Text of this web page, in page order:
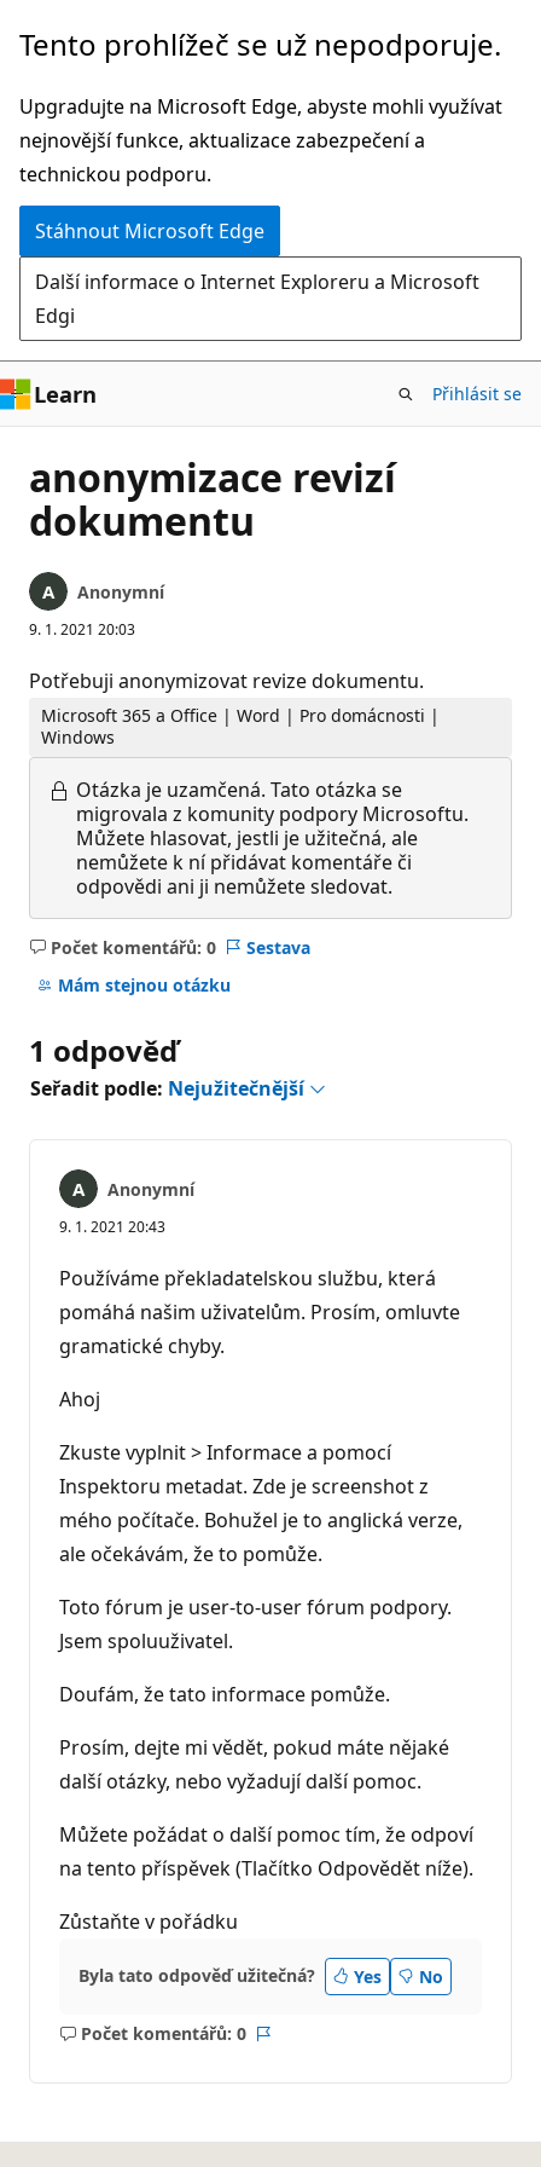
Přeskočit
hlavní
obsah
Tento prohlížeč se už nepodporuje.
Upgradujte na Microsoft Edge, abyste mohli využívat
nejnovější funkce, aktualizace zabezpečení a
technickou podporu.
Stáhnout Microsoft Edge
Další informace o Internet Exploreru a Microsoft
Edgi
Learn Přihlásit se
anonymizace revizí
dokumentu
Anonymní
9. 1. 2021 20:03
Potřebuji anonymizovat revize dokumentu.
Microsoft 365 a Office | Word | Pro domácnosti |
Windows
Otázka je uzamčená. Tato otázka se
migrovala z komunity podpory Microsoftu.
Můžete hlasovat, jestli je užitečná, ale
nemůžete k ní přidávat komentáře či
odpovědi ani ji nemůžete sledovat.
Počet komentářů: 0
Žádné
komentáře
Sestava
Mám stejnou otázku
1 odpověď
Seřadit podle: Nejužitečnější
Anonymní
9. 1. 2021 20:43
Používáme překladatelskou službu, která
pomáhá našim uživatelům. Prosím, omluvte
gramatické chyby.
Ahoj
Zkuste vyplnit > Informace a pomocí
Inspektoru metadat. Zde je screenshot z
mého počítače. Bohužel je to anglická verze,
ale očekávám, že to pomůže.
Toto fórum je user-to-user fórum podpory.
Jsem spoluuživatel.
Doufám, že tato informace pomůže.
Prosím, dejte mi vědět, pokud máte nějaké
další otázky, nebo vyžadují další pomoc.
Můžete požádat o další pomoc tím, že odpoví
na tento příspěvek (Tlačítko Odpovědět níže).
Zůstaňte v pořádku
Byla tato odpověď užitečná? Yes No
Počet komentářů: 0
Žádné